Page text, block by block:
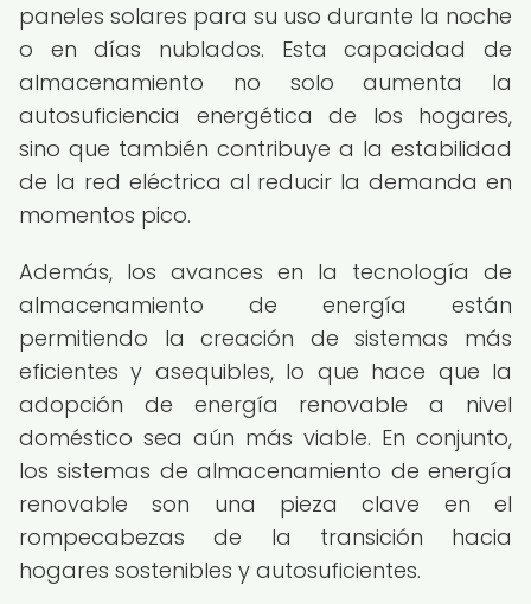
paneles solares para su uso durante la noche
o en días nublados. Esta capacidad de
almacenamiento no solo aumenta la
autosuficiencia energética de los hogares,
sino que también contribuye a la estabilidad
de la red eléctrica al reducir la demanda en
momentos pico.
Además, los avances en la tecnología de
almacenamiento de energía están
permitiendo la creación de sistemas más
eficientes y asequibles, lo que hace que la
adopción de energía renovable a nivel
doméstico sea aún más viable. En conjunto,
los sistemas de almacenamiento de energía
renovable son una pieza clave en el
rompecabezas de la transición hacia
hogares sostenibles y autosuficientes.